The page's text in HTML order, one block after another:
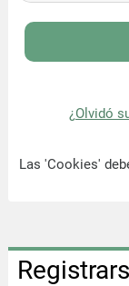
¿Olvidó
Las 'Cookies'